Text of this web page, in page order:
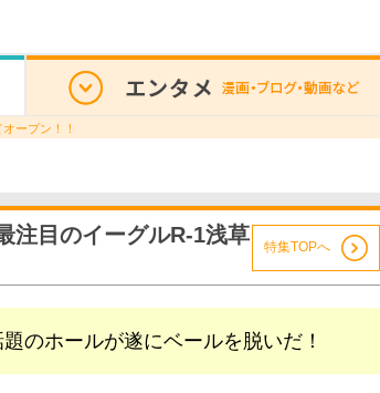
ープン！！
注目のイーグルR-1浅草
特集TOPへ
のホールが遂にベールを脱いだ！